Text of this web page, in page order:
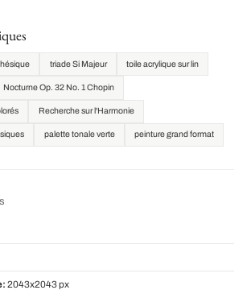
triade Si Majeur toile acrylique sur lin
Nocturne Op. 32 No. 1 Chopin
Recherche sur l'Harmonie
palette tonale verte peinture grand format
2043x2043 px